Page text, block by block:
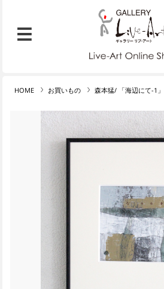
HOME お買いもの 森本猛/ 「海辺にて-1」